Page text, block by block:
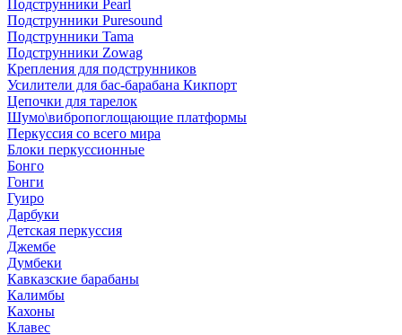
Подструнники Pearl
Подструнники Puresound
Подструнники Tama
Подструнники Zowag
Крепления для подструнников
Усилители для бас-барабана Кикпорт
Цепочки для тарелок
Шумо\вибропоглощающие платформы
Перкуссия со всего мира
Блоки перкуссионные
Бонго
Гонги
Гуиро
Дарбуки
Детская перкуссия
Джембе
Думбеки
Кавказские барабаны
Калимбы
Кахоны
Клавес